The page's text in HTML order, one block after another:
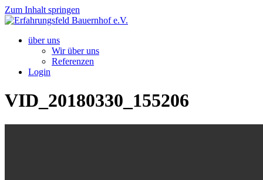
Zum Inhalt springen
über uns
Wir über uns
Referenzen
Login
VID_20180330_155206